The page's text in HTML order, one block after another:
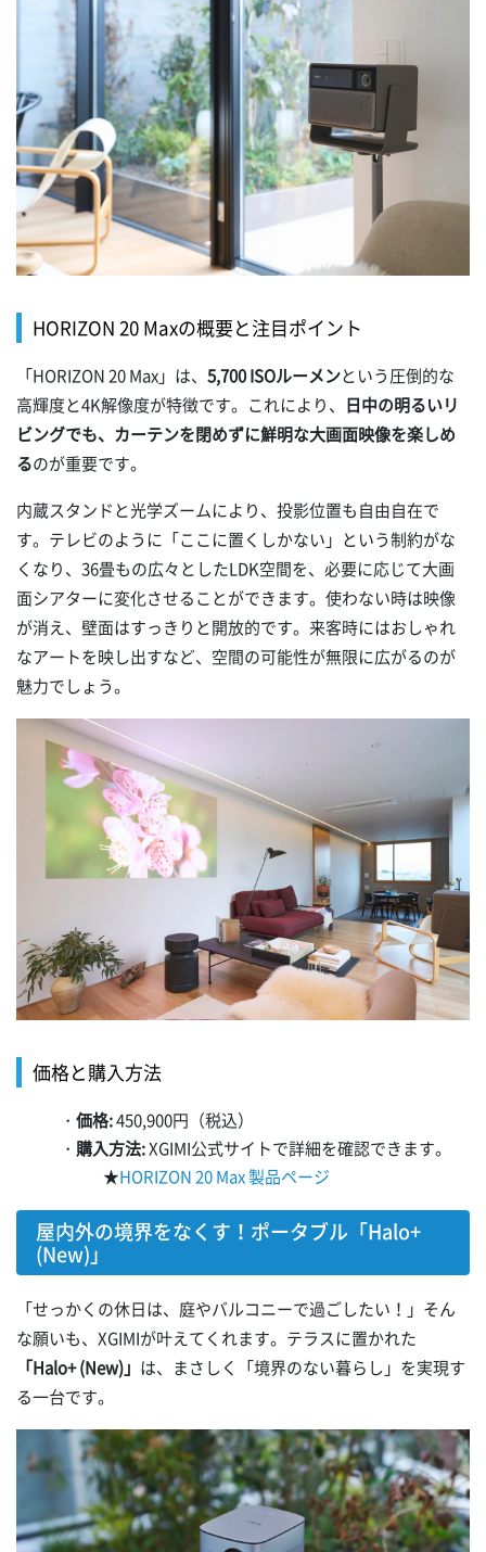
HORIZON 20 Maxの概要と注目ポイント
「HORIZON 20 Max」は、 5,700 ISOルーメンという圧倒的な
高輝度と4K解像度が特徴です。これにより、 日中の明るいリ
ビングでも、カーテンを閉めずに鮮明な大画面映像を楽しめ
るのが重要です。
内蔵スタンドと光学ズームにより、投影位置も自由自在で
す。テレビのように「ここに置くしかない」という制約がな
くなり、36畳もの広々としたLDK空間を、必要に応じて大画
面シアターに変化させることができます。使わない時は映像
が消え、壁面はすっきりと開放的です。来客時にはおしゃれ
なアートを映し出すなど、空間の可能性が無限に広がるのが
魅力でしょう。
価格と購入方法
・ 価格:450,900円（税込）
・ 購入方法:XGIMI公式サイトで詳細を確認できます。
★HORIZON 20 Max 製品ページ
屋内外の境界をなくす！ポータブル「Halo+
(New)」
「せっかくの休日は、庭やバルコニーで過ごしたい！」そん
な願いも、XGIMIが叶えてくれます。テラスに置かれた
「Halo+ (New)」 は、まさしく「境界のない暮らし」を実現す
る一台です。